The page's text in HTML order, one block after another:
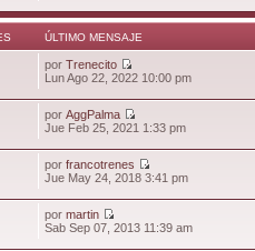
ÚLTIMO MENSAJE
porTrenecito
Lun Ago 22, 2022 10:00 pm
porAggPalma
Jue Feb 25, 2021 1:33 pm
porfrancotrenes
Jue May 24, 2018 3:41 pm
pormartin
Sab Sep 07, 2013 11:39 am